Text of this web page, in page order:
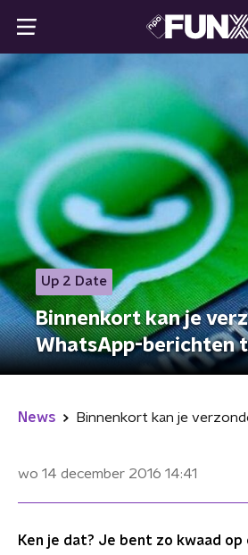
Up 2 Date
Binnenkort kan je
WhatsApp-berichten
News
wo 14 december 2016 14:41
Ken je dat? Je bent zo kwaad